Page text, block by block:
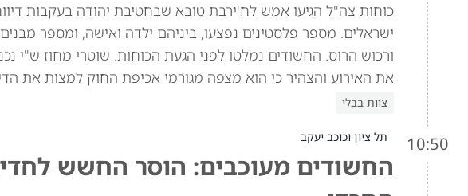
כוחות צה"ל הגיעו אמש לח'ירבת טובא שבחטיבת יהודה בעקבות
ישראלים. מספר פלסטינים נפצעו, ביניהם ילדה ואישה, ומספר
ורכוש הרוס. החשודים נמלטו לפני הגעת הכוחות. שוטרי מחוז ש"י
את האירוע והצהיר כי הוא מצפה מגורמי אכיפת החוק למצות את
צוות בבלי
10:50 תל ציון וכוכב יעקב
החשודים מעוכבים: הוסר החשש